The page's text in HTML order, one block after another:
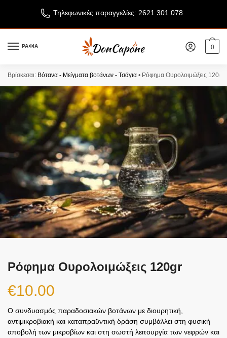
Τηλεφωνικές παραγγελίες: 2621 301 078
ΡΑΦΙΑ 0
Βρίσκεσαι: Βότανα - Μείγματα βοτάνων - Τσάγια • Ρόφημα Ουρολοιμώξεις 120gr
Ρόφημα Ουρολοιμώξεις 120gr
€10.00
Ο συνδυασμός παραδοσιακών βοτάνων με διουρητική,
αντιμικροβιακή και καταπραϋντική δράση συμβάλλει στη φυσική
αποβολή των μικροβίων και στη σωστή λειτουργία των νεφρών και